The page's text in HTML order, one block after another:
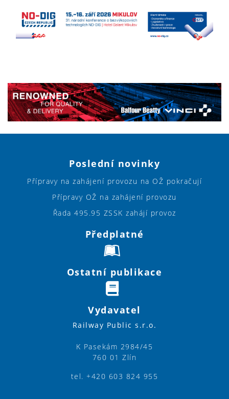
Poslední novinky
Přípravy na zahájení provozu na OŽ pokračují
Přípravy OŽ na zahájení provozu
Řada 495.95 ZSSK zahájí provoz
Předplatné
Ostatní publikace
Vydavatel
Railway Public s.r.o.
K Pasekám 2984/45
760 01 Zlín
tel. +420 603 824 955